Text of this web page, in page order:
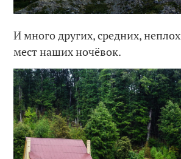
И много других, средних,
мест наших ночёвок.